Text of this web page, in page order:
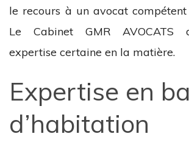
le recours à un avocat
Le Cabinet GMR AVOCATS
expertise certaine en la matière.
Expertise en
d’habitation